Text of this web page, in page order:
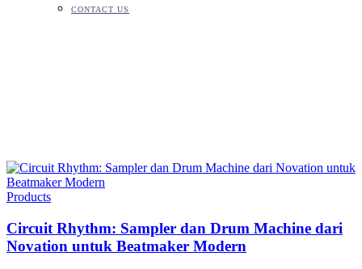
CONTACT US
Products
Circuit Rhythm: Sampler dan Drum Machine dari
Novation untuk Beatmaker Modern